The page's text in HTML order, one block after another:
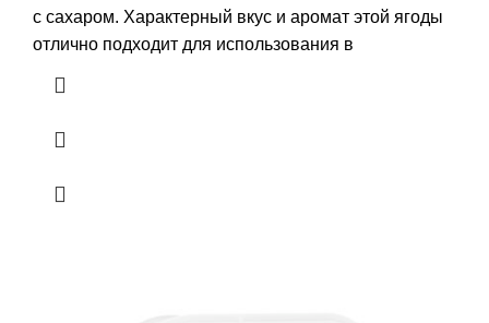
с сахаром. Характерный вкус и аромат этой ягоды
отлично подходит для использования в